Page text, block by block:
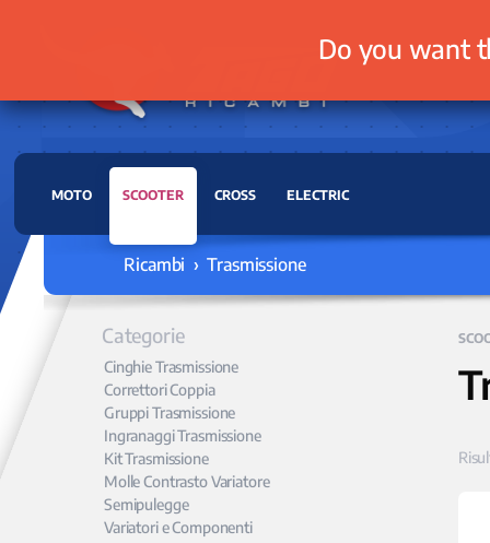
MOTO SCOOTER CROSS ELECTRIC
Ricambi › Trasmissione
Categorie
Cinghie Trasmissione
Correttori Coppia
Gruppi Trasmissione
Ingranaggi Trasmissione
Kit Trasmissione
Molle Contrasto Variatore
Semipulegge
Variatori e Componenti
Do you want